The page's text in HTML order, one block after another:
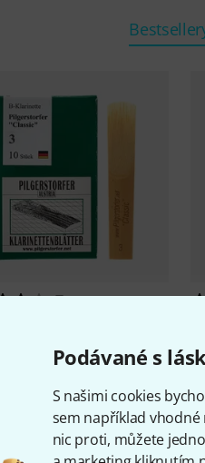
Podávané s
S našimi cookies
sem například
nic proti, můžete
7